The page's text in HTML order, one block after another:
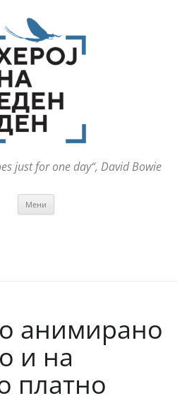
just for one day“, David Bowie
Мени
анимирано
и на
платно